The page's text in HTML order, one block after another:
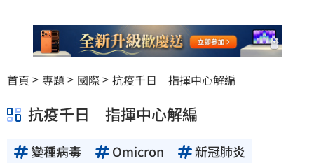
首頁 專題 國際 抗疫千日 指揮中心解編
抗疫千日　指揮中心解編
變種病毒 Omicron
新冠肺炎